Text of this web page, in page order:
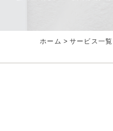
ホーム > サービス一覧